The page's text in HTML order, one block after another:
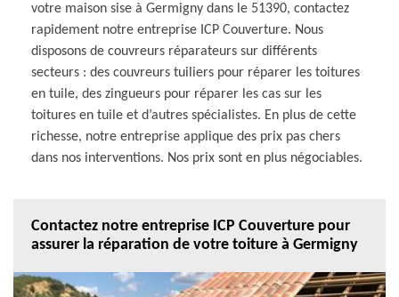
votre maison sise à Germigny dans le 51390, contactez
rapidement notre entreprise ICP Couverture. Nous
disposons de couvreurs réparateurs sur différents
secteurs : des couvreurs tuiliers pour réparer les toitures
en tuile, des zingueurs pour réparer les cas sur les
toitures en tuile et d’autres spécialistes. En plus de cette
richesse, notre entreprise applique des prix pas chers
dans nos interventions. Nos prix sont en plus négociables.
Contactez notre entreprise ICP Couverture pour
assurer la réparation de votre toiture à Germigny